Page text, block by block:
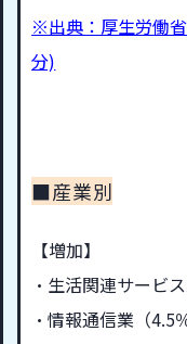
※出典：厚生労働
分)
■産業別
【増加】
・ 生活関連サービ
・情報通信業（4.5